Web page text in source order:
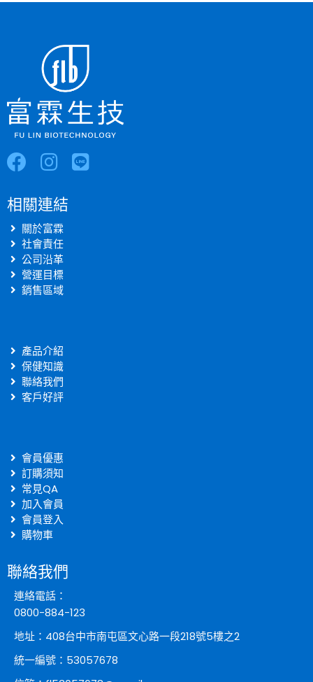
相關連結
關於富霖
社會責任
公司沿革
營運目標
銷售區域
產品介紹
保健知識
聯絡我們
客戶好評
會員優惠
訂購須知
常見QA
加入會員
會員登入
購物車
聯絡我們
連絡電話：
0800-884-123
地址：408台中市南屯區文心路一段218號5樓之2
統一編號：53057678